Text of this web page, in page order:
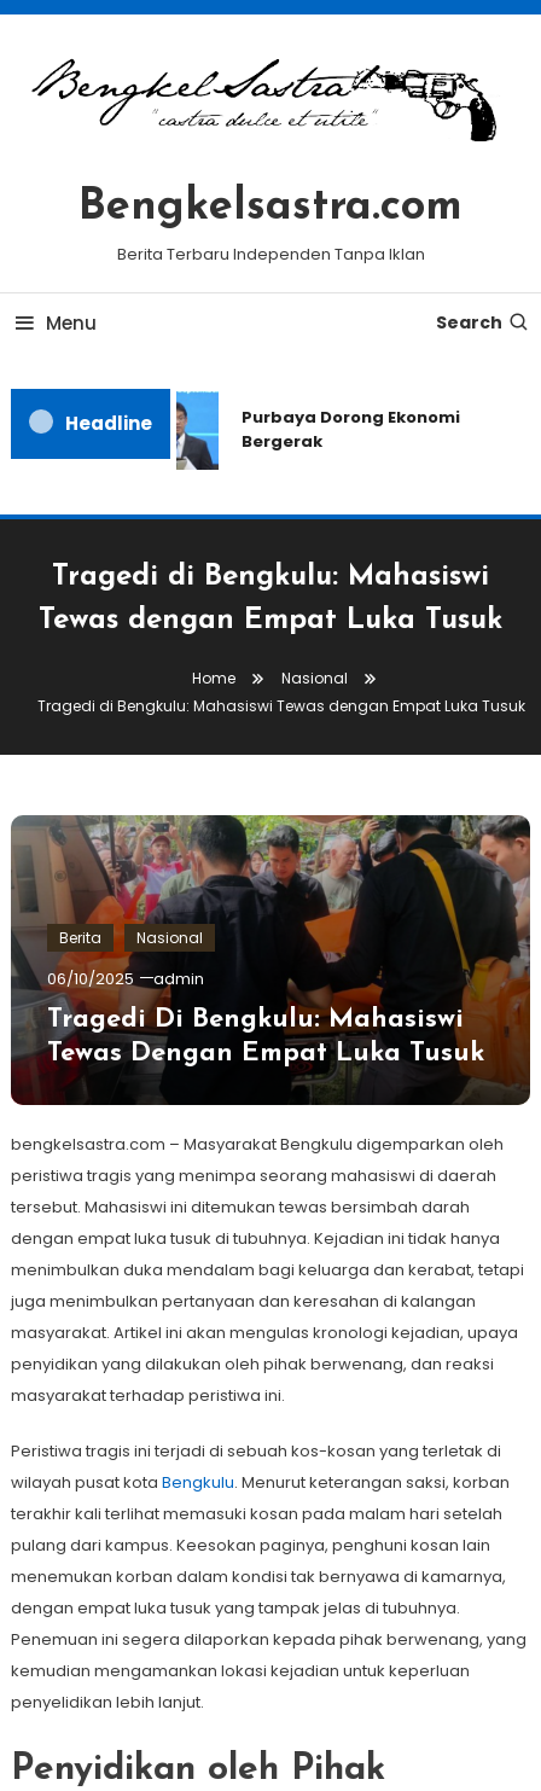
Skip
Content
Bengkelsastra.com
Berita Terbaru Independen Tanpa Iklan
Menu Search
Headline
Purbaya Dorong Ekonomi
Bergerak
Tragedi di Bengkulu: Mahasiswi
Tewas dengan Empat Luka Tusuk
Home
Nasional
Tragedi di Bengkulu: Mahasiswi Tewas dengan Empat Luka Tusuk
Berita Nasional
06/10/2025 admin
Tragedi Di Bengkulu: Mahasiswi
Tewas Dengan Empat Luka Tusuk
bengkelsastra.com – Masyarakat Bengkulu digemparkan oleh
peristiwa tragis yang menimpa seorang mahasiswi di daerah
tersebut. Mahasiswi ini ditemukan tewas bersimbah darah
dengan empat luka tusuk di tubuhnya. Kejadian ini tidak hanya
menimbulkan duka mendalam bagi keluarga dan kerabat, tetapi
juga menimbulkan pertanyaan dan keresahan di kalangan
masyarakat. Artikel ini akan mengulas kronologi kejadian, upaya
penyidikan yang dilakukan oleh pihak berwenang, dan reaksi
masyarakat terhadap peristiwa ini.
Peristiwa tragis ini terjadi di sebuah kos-kosan yang terletak di
wilayah pusat kota Bengkulu. Menurut keterangan saksi, korban
terakhir kali terlihat memasuki kosan pada malam hari setelah
pulang dari kampus. Keesokan paginya, penghuni kosan lain
menemukan korban dalam kondisi tak bernyawa di kamarnya,
dengan empat luka tusuk yang tampak jelas di tubuhnya.
Penemuan ini segera dilaporkan kepada pihak berwenang, yang
kemudian mengamankan lokasi kejadian untuk keperluan
penyelidikan lebih lanjut.
Penyidikan oleh Pihak